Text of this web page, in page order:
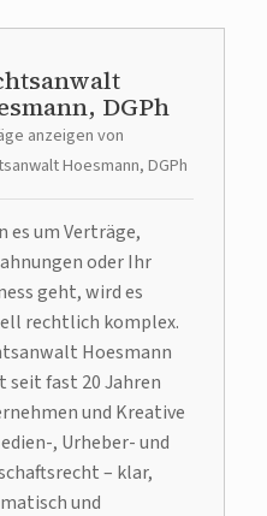
DGPh
anzeigen von
Hoesmann, DGPh
es um Verträge,
oder Ihr
geht, wird es
rechtlich komplex.
Hoesmann
seit fast 20 Jahren
und Kreative
, Urheber- und
– klar,
und